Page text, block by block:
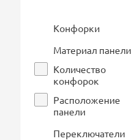
Конфорки
Материал панели
Количество
конфорок
Расположение
панели
Переключатели